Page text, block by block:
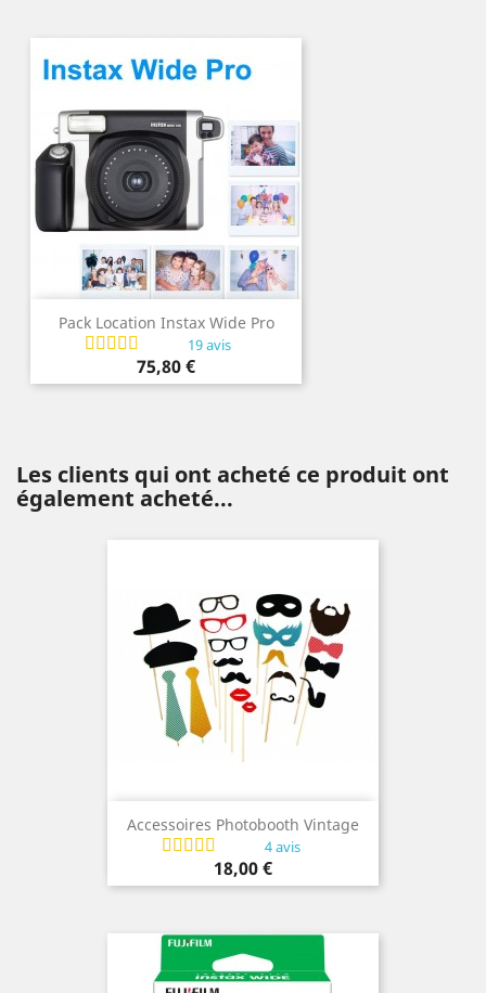
Pack Location Instax Wide Pro
19 avis
Prix
75,80 €
Les clients qui ont acheté ce produit ont
également acheté...
Accessoires Photobooth Vintage
4 avis
Prix
18,00 €